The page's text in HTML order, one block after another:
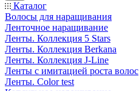
Каталог
Волосы для наращивания
Ленточное наращивание
Ленты. Коллекция 5 Stars
Ленты. Коллекция Berkana
Ленты. Коллекция J-Line
Ленты с имитацией роста волос
Ленты. Color test